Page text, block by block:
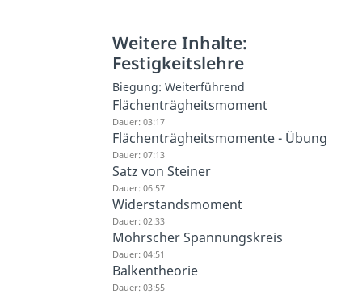
Weitere Inhalte:
Festigkeitslehre
Biegung: Weiterführend
Flächenträgheitsmoment
Dauer: 03:17
Flächenträgheitsmomente - Übung
Dauer: 07:13
Satz von Steiner
Dauer: 06:57
Widerstandsmoment
Dauer: 02:33
Mohrscher Spannungskreis
Dauer: 04:51
Balkentheorie
Dauer: 03:55